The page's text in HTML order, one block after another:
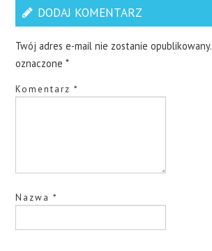
DODAJ KOMENTARZ
Twój adres e-mail nie zostanie opublikowany.
oznaczone*
Komentarz*
Nazwa*